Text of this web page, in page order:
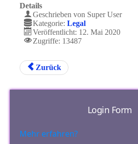
Details
Geschrieben von Super User
Kategorie: Legal
Veröffentlicht: 12. Mai 2020
Zugriffe: 13487
Zurück
Login Form
Mehr erfahren?